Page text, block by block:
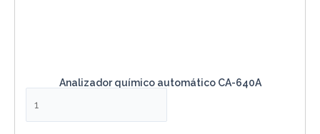
Analizador químico automático CA-640A